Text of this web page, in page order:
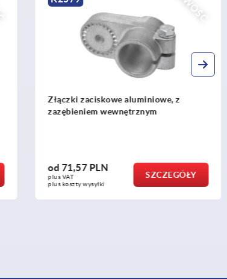
Złączki rurowe przegubowe,
aluminiowy, proste, do rur okrągłych
od128,81 PLN
plus VAT
plus koszty wysyłki
SZCZEGÓŁY